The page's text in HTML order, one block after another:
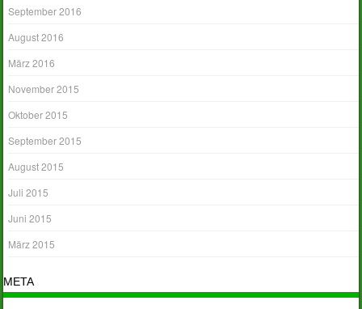
September 2016
August 2016
März 2016
November 2015
Oktober 2015
September 2015
August 2015
Juli 2015
Juni 2015
März 2015
META